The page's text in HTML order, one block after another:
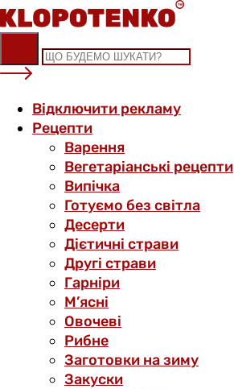
Skip
to
content
Відключити рекламу
Рецепти
Варення
Вегетаріанські рецепти
Випічка
Готуємо без світла
Десерти
Дієтичні страви
Другі страви
Гарніри
М’ясні
Овочеві
Рибне
Заготовки на зиму
Закуски